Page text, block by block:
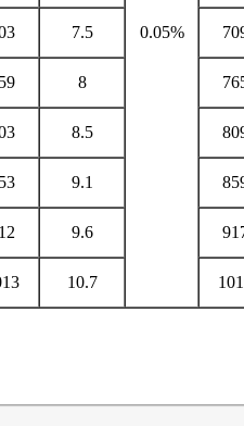
0.05%
7.5
8
8.5
9.1
9.6
10.7